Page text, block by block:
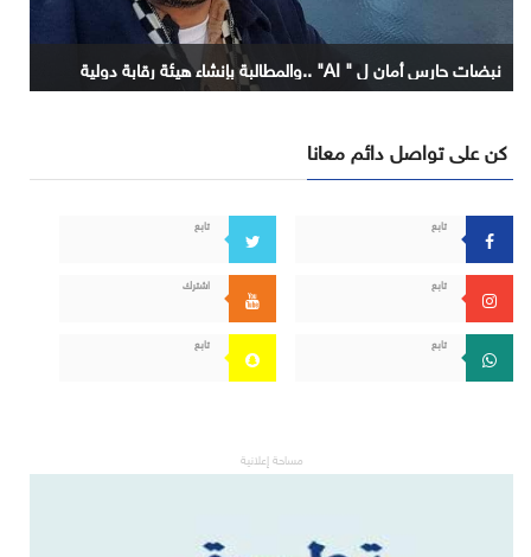
نبضات حارس أمان ل " AI" ..والمطالبة بإنشاء هيئة رقابة دولية
كن على تواصل دائم معانا
تابع تابع
تابع اشترك
تابع تابع
مساحة إعلانية